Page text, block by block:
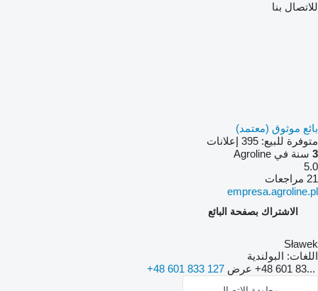
للاتصال بنا
بائع موثوق (معتمد)
متوفرة للبيع: 395 إعلانات
3 سنة في Agroline
5.0
21 مراجعات
empresa.agroline.pl
الاشتراك بصفحة البائع
Sławek
اللغات: البولندية
+48 601 83... عرض +48 601 833 127